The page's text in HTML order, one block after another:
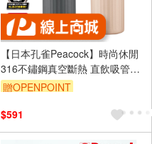
【日本孔雀Peacock】時尚休閒
316不鏽鋼真空斷熱 直飲吸管保
溫杯450ML-任選色
贈OPENPOINT
$591